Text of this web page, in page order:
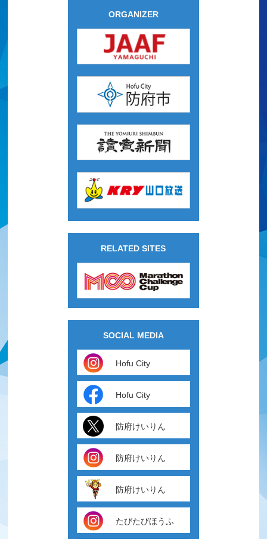
ORGANIZER
RELATED SITES
SOCIAL MEDIA
Hofu City
Hofu City
防府けいりん
防府けいりん
防府けいりん
たびたびほうふ